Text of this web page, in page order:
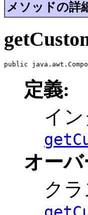
メソッドの詳
public
定義:
イ
オー
クラ